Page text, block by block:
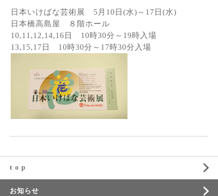
日本いけばな芸術展 5月10日(水)～17日(水)
日本橋高島屋 ８階ホール
10,11,12,14,16日 10時30分～19時入場
13,15,17日 10時30分～17時30分入場
t o p
お知らせ